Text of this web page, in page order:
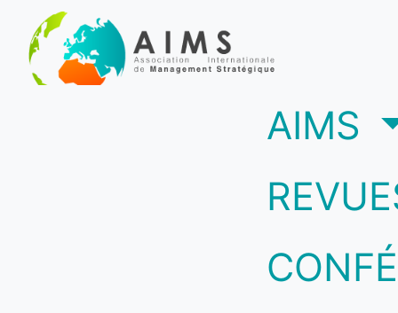
AIMS